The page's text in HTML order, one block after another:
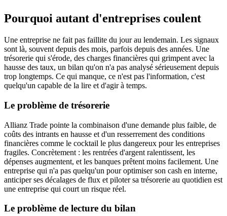
Pourquoi autant d'entreprises coulent
Une entreprise ne fait pas faillite du jour au lendemain. Les signaux
sont là, souvent depuis des mois, parfois depuis des années. Une
trésorerie qui s'érode, des charges financières qui grimpent avec la
hausse des taux, un bilan qu'on n'a pas analysé sérieusement depuis
trop longtemps. Ce qui manque, ce n'est pas l'information, c'est
quelqu'un capable de la lire et d'agir à temps.
Le problème de trésorerie
Allianz Trade pointe la combinaison d'une demande plus faible, de
coûts des intrants en hausse et d'un resserrement des conditions
financières comme le cocktail le plus dangereux pour les entreprises
fragiles. Concrètement : les rentrées d'argent ralentissent, les
dépenses augmentent, et les banques prêtent moins facilement. Une
entreprise qui n'a pas quelqu'un pour optimiser son cash en interne,
anticiper ses décalages de flux et piloter sa trésorerie au quotidien est
une entreprise qui court un risque réel.
Le problème de lecture du bilan